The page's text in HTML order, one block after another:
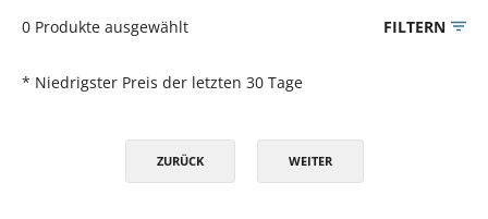
0 Produkte ausgewählt FILTERN
* Niedrigster Preis der letzten 30 Tage
ZURÜCK WEITER